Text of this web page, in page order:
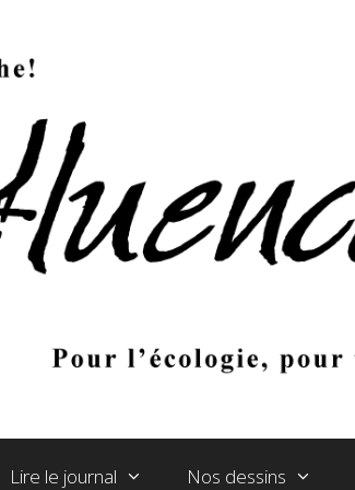
Lire le journal Nos dessins